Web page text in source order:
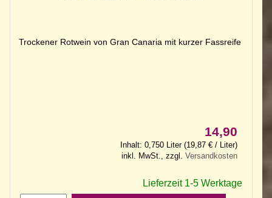
Trockener Rotwein von Gran Canaria mit kurzer Fassreife
14,90
Inhalt: 0,750 Liter (19,87 € / Liter)
inkl. MwSt., zzgl.Versandkosten
Lieferzeit 1-5 Werktage